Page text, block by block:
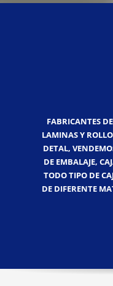
FABRICANTES
LAMINAS Y
DETAL,
DE EMBALAJE,
TODO TIPO DE
DE DIFERENTE